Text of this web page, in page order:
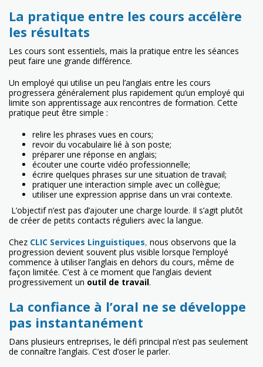
La pratique entre les cours accélère
les résultats
Les cours sont essentiels, mais la pratique entre les séances
peut faire une grande différence.
Un employé qui utilise un peu l’anglais entre les cours
progressera généralement plus rapidement qu’un employé qui
limite son apprentissage aux rencontres de formation. Cette
pratique peut être simple :
relire les phrases vues en cours;
revoir du vocabulaire lié à son poste;
préparer une réponse en anglais;
écouter une courte vidéo professionnelle;
écrire quelques phrases sur une situation de travail;
pratiquer une interaction simple avec un collègue;
utiliser une expression apprise dans un vrai contexte.
L’objectif n’est pas d’ajouter une charge lourde. Il s’agit plutôt
de créer de petits contacts réguliers avec la langue.
Chez CLIC Services Linguistiques, nous observons que la
progression devient souvent plus visible lorsque l’employé
commence à utiliser l’anglais en dehors du cours, même de
façon limitée. C’est à ce moment que l’anglais devient
progressivement un outil de travail.
La confiance à l’oral ne se développe
pas instantanément
Dans plusieurs entreprises, le défi principal n’est pas seulement
de connaître l’anglais. C’est d’oser le parler.